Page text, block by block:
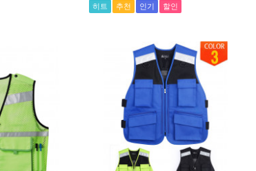
히트 추천 인기 할인